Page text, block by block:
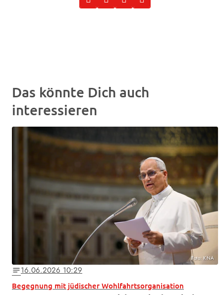
Das könnte Dich auch
interessieren
Foto: KNA
notes16.06.2026 10:29
Begegnung mit jüdischer Wohlfahrtsorganisation